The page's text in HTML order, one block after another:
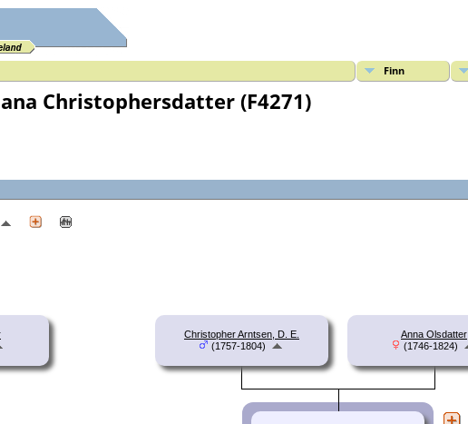
Finn
Christophersdatter (F4271)
Christopher Arntsen, D. E.
(1757-1804)
Anna Olsdatter
(1746-1824)